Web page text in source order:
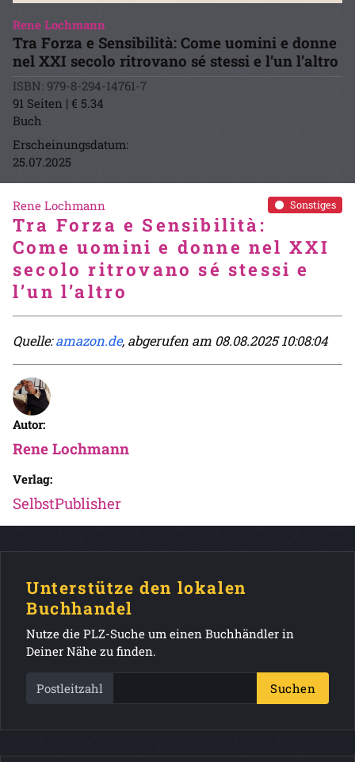
Rene Lochmann
Tra Forza e Sensibilità: Come uomini e donne
nel XXI secolo ritrovano sé stessi e l’un l’altro
ISBN: 979-8-294-14761-7
91 Seiten | € 5.34
Buch
Erscheinungsdatum:
25.07.2025
Sonstiges
Rene Lochmann
Tra Forza e Sensibilità:
Come uomini e donne nel XXI
secolo ritrovano sé stessi e
l’un l’altro
Quelle:amazon.de, abgerufen am 08.08.2025 10:08:04
Autor:
Rene Lochmann
Verlag:
SelbstPublisher
Unterstütze den lokalen
Buchhandel
Nutze die PLZ-Suche um einen Buchhändler in
Deiner Nähe zu finden.
Postleitzahl Suchen